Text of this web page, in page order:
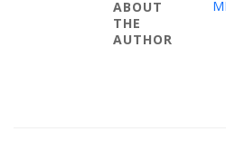
ABOUT
THE
AUTHOR